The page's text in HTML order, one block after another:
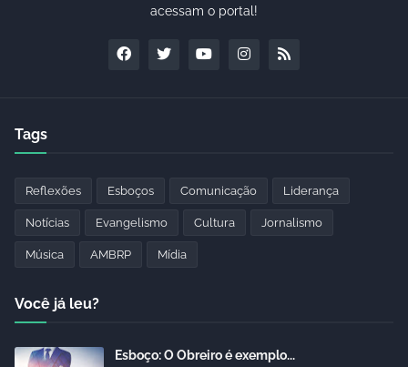
acessam o portal!
Tags
Reflexões Esboços Comunicação Liderança
Notícias Evangelismo Cultura Jornalismo
Música AMBRP Mídia
Você já leu?
Esboço: O Obreiro é exemplo...